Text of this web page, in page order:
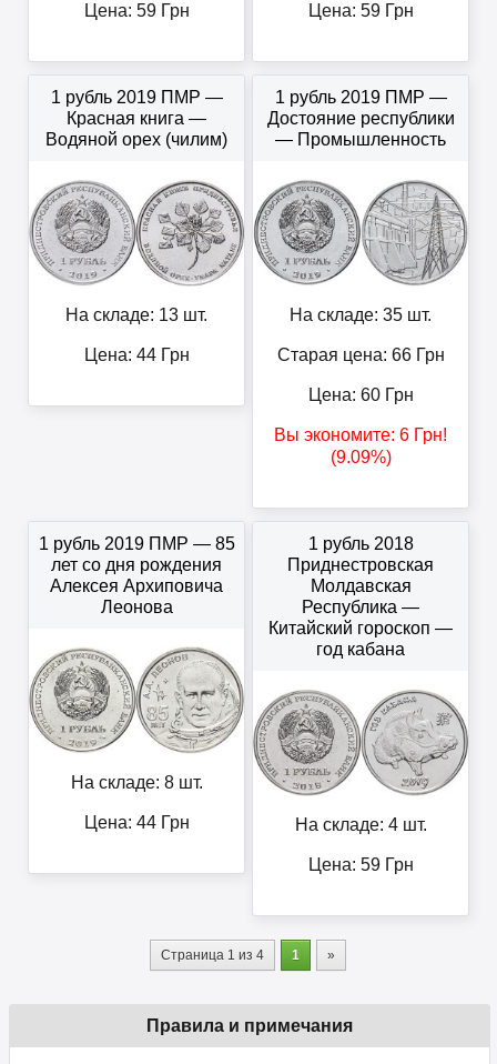
Цена: 59Грн Цена: 59Грн
1 рубль 2019 ПМР —
Красная книга —
Водяной орех (чилим)
На складе: 13 шт.
Цена: 44Грн
1 рубль 2019 ПМР —
Достояние республики
— Промышленность
На складе: 35 шт.
Старая цена: 66Грн
Цена: 60Грн
Вы экономите: 6 Грн!
(9.09%)
1 рубль 2019 ПМР — 85
лет со дня рождения
Алексея Архиповича
Леонова
На складе: 8 шт.
Цена: 44Грн
1 рубль 2018
Приднестровская
Молдавская
Республика —
Китайский гороскоп —
год кабана
На складе: 4 шт.
Цена: 59Грн
Страница 1 из 4 1 »
Правила и примечания